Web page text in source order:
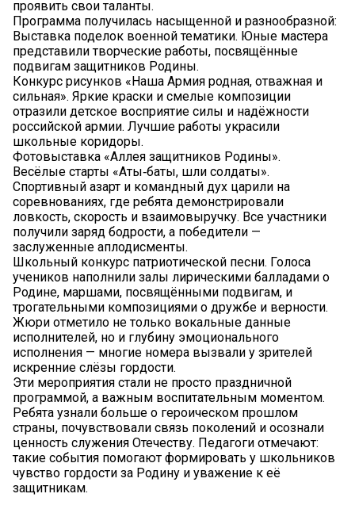
проявить свои таланты.
Программа получилась насыщенной и разнообразной:
Выставка поделок военной тематики. Юные мастера
представили творческие работы, посвящённые
подвигам защитников Родины.
Конкурс рисунков «Наша Армия родная, отважная и
сильная». Яркие краски и смелые композиции
отразили детское восприятие силы и надёжности
российской армии. Лучшие работы украсили
школьные коридоры.
Фотовыставка «Аллея защитников Родины».
Весёлые старты «Аты‑баты, шли солдаты».
Спортивный азарт и командный дух царили на
соревнованиях, где ребята демонстрировали
ловкость, скорость и взаимовыручку. Все участники
получили заряд бодрости, а победители —
заслуженные аплодисменты.
Школьный конкурс патриотической песни. Голоса
учеников наполнили залы лирическими балладами о
Родине, маршами, посвящёнными подвигам, и
трогательными композициями о дружбе и верности.
Жюри отметило не только вокальные данные
исполнителей, но и глубину эмоционального
исполнения — многие номера вызвали у зрителей
искренние слёзы гордости.
Эти мероприятия стали не просто праздничной
программой, а важным воспитательным моментом.
Ребята узнали больше о героическом прошлом
страны, почувствовали связь поколений и осознали
ценность служения Отечеству. Педагоги отмечают:
такие события помогают формировать у школьников
чувство гордости за Родину и уважение к её
защитникам.